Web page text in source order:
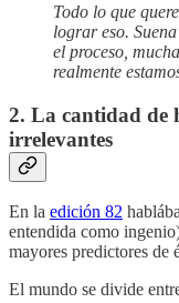
Todo lo que
lograr eso.
el proceso,
realmente
2. La cantidad de
irrelevantes
En la edición 82
entendida como
mayores predictores de
El mundo se divide